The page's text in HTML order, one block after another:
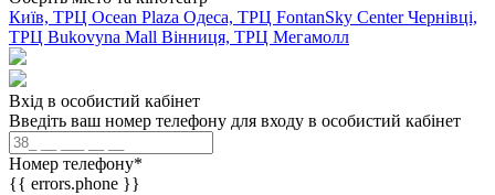
Київ, ТРЦ Ocean Plaza Одеса, ТРЦ FontanSky CenterЧернівці,
ТРЦ Bukovyna Mall Вінниця, ТРЦ Мегамолл
Вхід в особистий кабінет
Введіть ваш номер телефону для входу в особистий кабінет
Номер телефону*
{{ errors.phone }}